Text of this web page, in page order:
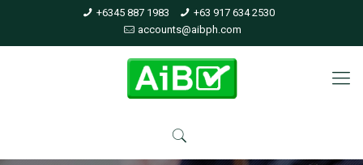
+6345 887 1983
+63 917 634 2530
accounts@aibph.com